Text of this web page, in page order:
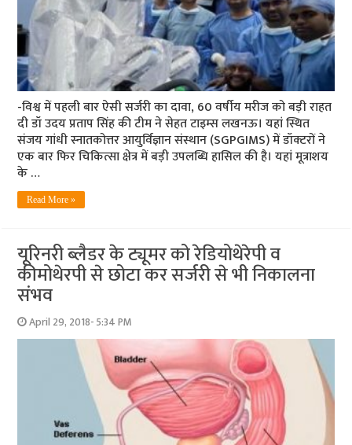
-विश्व में पहली बार ऐसी सर्जरी का दावा, 60 वर्षीय मरीज को बड़ी राहत
दी डॉ उदय प्रताप सिंह की टीम ने सेहत टाइम्स लखनऊ। यहां स्थित
संजय गांधी स्नातकोत्तर आयुर्विज्ञान संस्थान (SGPGIMS) में डॉक्टरों ने
एक बार फिर चिकित्सा क्षेत्र में बड़ी उपलब्धि हासिल की है। यहां मूत्राशय
के …
Read More »
यूरिनरी ब्लैडर के ट्यूमर को रेडियोथेरेपी व
कीमोथेरपी से छोटा कर सर्जरी से भी निकालना
संभव
April 29, 2018- 5:34 PM